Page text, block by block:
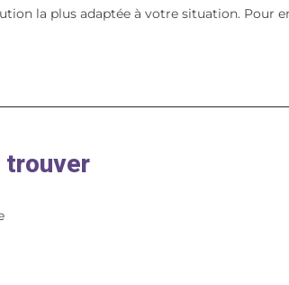
la plus adaptée à votre situation. Pour
trouver